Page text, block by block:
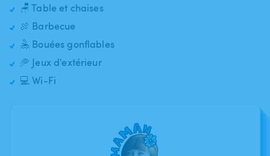
🪑 Table et chaises
🍖 Barbecue
🤽 Bouées gonflables
🥏 Jeux d'extérieur
💻 Wi-Fi